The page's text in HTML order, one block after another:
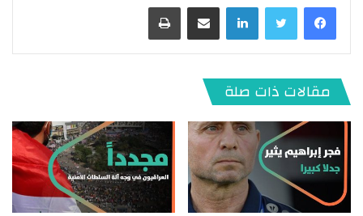
لينكدإن
مقالات ذات صلة